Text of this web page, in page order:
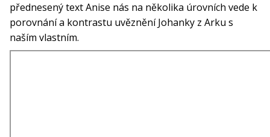
přednesený text Anise nás na několika úrovních vede k
porovnání a kontrastu uvěznění Johanky z Arku s
naším vlastním.